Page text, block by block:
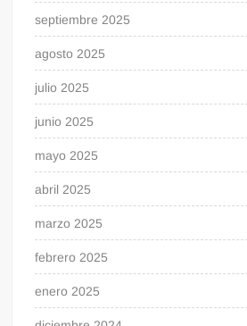
septiembre 2025
agosto 2025
julio 2025
junio 2025
mayo 2025
abril 2025
marzo 2025
febrero 2025
enero 2025